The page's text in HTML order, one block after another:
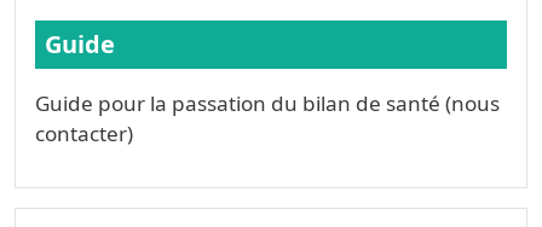
Guide
Guide pour la passation du bilan de santé (nous
contacter)